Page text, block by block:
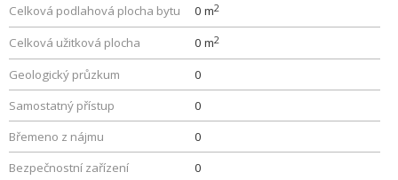
Celková podlahová plocha bytu
0 m2
Celková užitková plocha 0 m2
Geologický průzkum
0
Samostatný přístup
0
Břemeno z nájmu
0
Bezpečnostní zařízení
0